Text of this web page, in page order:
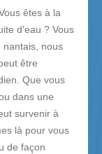
êtes à la
d'eau ? Vous
nantais, nous
être
Que vous
dans une
survenir à
là pour vous
de façon